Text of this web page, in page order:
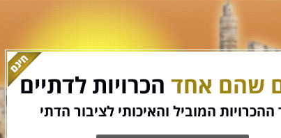
שהם אחד הכרויות לדתיים
המוביל והאיכותי לציבור הדתי